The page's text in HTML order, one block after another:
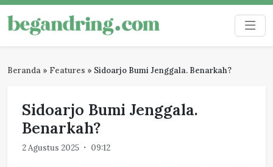
Skip
to
content
Begandring
Menjaga ingatan untuk masa depan
Beranda » Features » Sidoarjo Bumi Jenggala. Benarkah?
Sidoarjo Bumi Jenggala.
Benarkah?
2 Agustus 2025 09:12